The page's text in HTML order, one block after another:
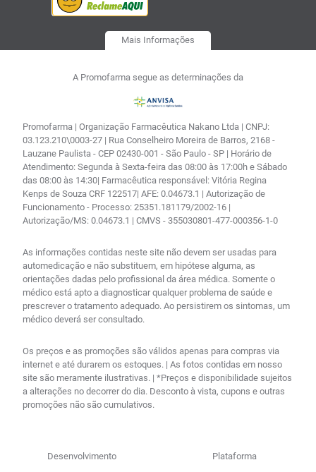
Mais Informações
A Promofarma segue as determinações da
Promofarma | Organização Farmacêutica Nakano Ltda | CNPJ:
03.123.210\0003-27 | Rua Conselheiro Moreira de Barros, 2168 -
Lauzane Paulista - CEP 02430-001 - São Paulo - SP | Horário de
Atendimento: Segunda à Sexta-feira das 08:00 às 17:00h e Sábado
das 08:00 às 14:30| Farmacêutica responsável: Vitória Regina
Kenps de Souza CRF 122517| AFE: 0.04673.1 | Autorização de
Funcionamento - Processo: 25351.181179/2002-16 |
Autorização/MS: 0.04673.1 | CMVS - 355030801-477-000356-1-0
As informações contidas neste site não devem ser usadas para
automedicação e não substituem, em hipótese alguma, as
orientações dadas pelo profissional da área médica. Somente o
médico está apto a diagnosticar qualquer problema de saúde e
prescrever o tratamento adequado. Ao persistirem os sintomas, um
médico deverá ser consultado.
Os preços e as promoções são válidos apenas para compras via
internet e até durarem os estoques. | As fotos contidas em nosso
site são meramente ilustrativas. | *Preços e disponibilidade sujeitos
a alterações no decorrer do dia. Desconto à vista, cupons e outras
promoções não são cumulativos.
Desenvolvimento Plataforma